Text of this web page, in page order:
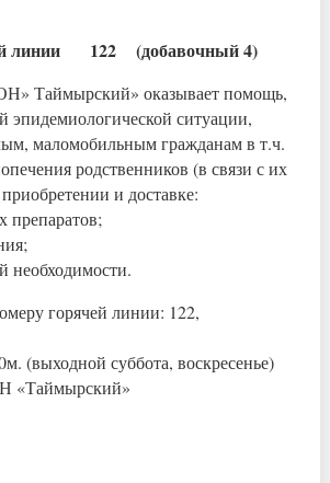
линии 122 (добавочный 4)
Таймырский» оказывает помощь,
эпидемиологической ситуации,
маломобильным гражданам в т.ч.
родственников (в связи с их
и доставке:
препаратов;
необходимости.
горячей линии: 122,
(выходной суббота, воскресенье)